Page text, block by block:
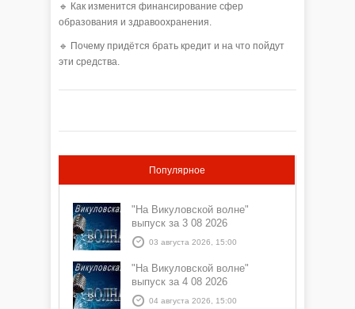
🔹 Как изменится финансирование сфер
образования и здравоохранения.
🔹 Почему придётся брать кредит и на что пойдут
эти средства.
Популярное
"На Викуловской волне"
выпуск за 3 08 2026
03 августа 2026, 15:00
"На Викуловской волне"
выпуск за 4 08 2026
04 августа 2026, 15:00